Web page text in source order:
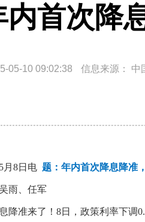
内首次降
05-10 09:02:38 信息来源： 中
月8日电 题：年内首次降息降准
雨、任军
降准来了！8日，政策利率下调